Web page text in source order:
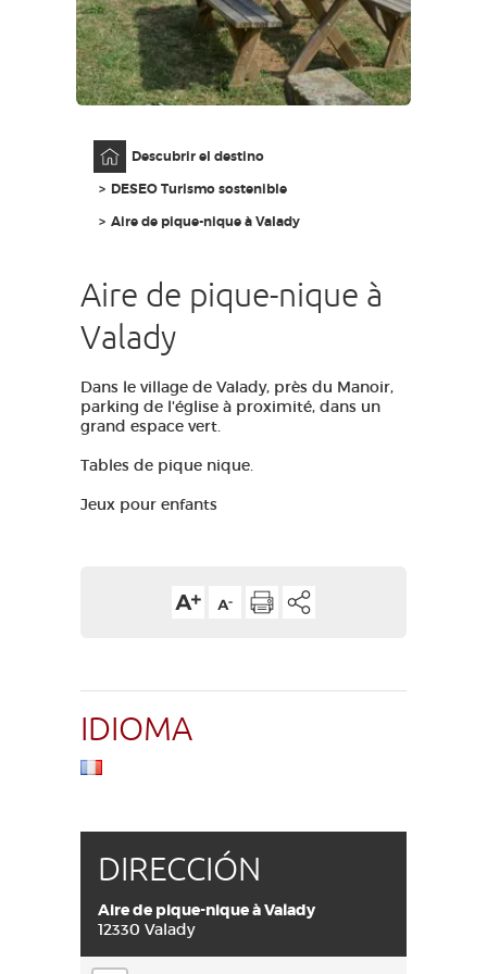
ES
Descubrir el destino
DESEO Turismo sostenible
Aire de pique-nique à Valady
Aire de pique-nique à
Valady
Dans le village de Valady, près du Manoir,
parking de l'église à proximité, dans un
grand espace vert.
Tables de pique nique.
Jeux pour enfants
IDIOMA
DIRECCIÓN
Aire de pique-nique à Valady
12330 Valady